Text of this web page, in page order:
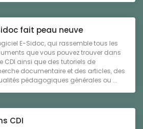
fait peau neuve
E-Sidoc, qui rassemble tous les
que vous pouvez trouver dans
CDI ainsi que des tutoriels de
documentaire et des articles, des
pédagogiques générales ou ...
CDI